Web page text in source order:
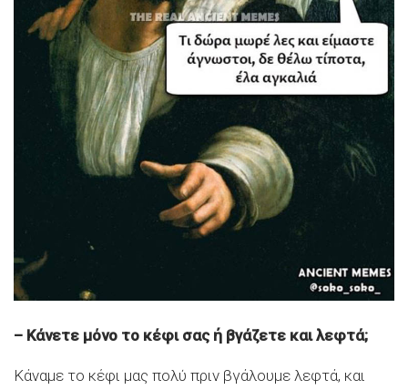
– Κάνετε μόνο το κέφι σας ή βγάζετε και λεφτά;
Κάναμε το κέφι μας πολύ πριν βγάλουμε λεφτά, και